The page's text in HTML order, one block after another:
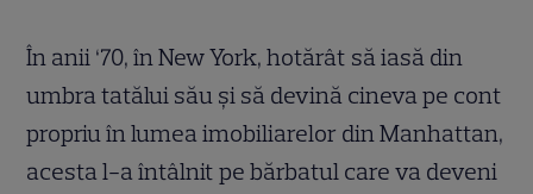
În anii ‘70, în New York, hotărât să iasă din
umbra tatălui său și să devină cineva pe cont
propriu în lumea imobiliarelor din Manhattan,
acesta l-a întâlnit pe bărbatul care va deveni